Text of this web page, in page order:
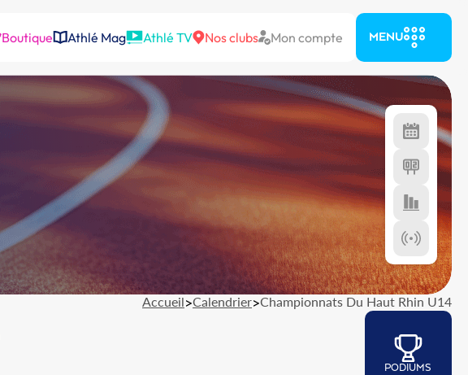
Boutique Athlé Mag Athlé TV Nos clubs Mon compte MENU
Accueil>Calendrier>Championnats Du Haut Rhin U14
PODIUMS